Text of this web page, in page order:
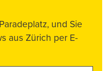
und Sie
aus Zürich per E-